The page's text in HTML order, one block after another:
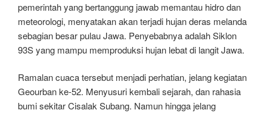
pemerintah yang bertanggung jawab memantau hidro dan
meteorologi, menyatakan akan terjadi hujan deras melanda
sebagian besar pulau Jawa. Penyebabnya adalah Siklon
93S yang mampu memproduksi hujan lebat di langit Jawa.
Ramalan cuaca tersebut menjadi perhatian, jelang kegiatan
Geourban ke-52. Menyusuri kembali sejarah, dan rahasia
bumi sekitar Cisalak Subang. Namun hingga jelang